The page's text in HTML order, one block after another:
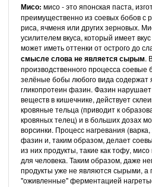
Мисо: мисо - этояпонская паста,
преимущественно из соевых бобов с
риса, ячменя или других зерновых.
усилителем вкуса, который имеет
может иметь оттенки от острого до
смысле слова не является сырым.
производственного процесса соевые
зелёные бобы любого вида содержат
гликопротеин фазин. Фазин
веществ в кишечнике, действует
кровяные тельца (приводит к
кровяных телец) и в больших дозах
ворсинки. Процесс нагревания
фазин и, таким образом, делает
из них продукты, такие как тофу,
для человека. Таким образом, даже
продукты уже не являются сырыми, а
"оживленные" ферментацией